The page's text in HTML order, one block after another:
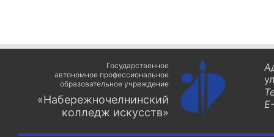
Государственное
автономное профессиональное
образовательное учреждение
«Набережночелнинский
колледж искусств»